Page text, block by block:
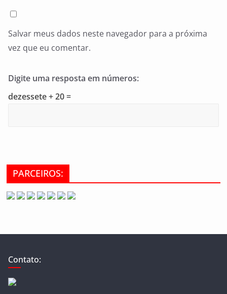
Salvar meus dados neste navegador para a próxima
vez que eu comentar.
Digite uma resposta em números:
dezessete + 20 =
PARCEIROS:
Contato: